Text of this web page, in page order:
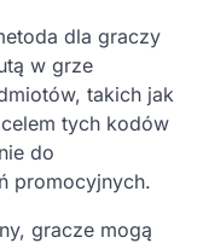
dla graczy
w grze
takich jak
tych kodów
do
promocyjnych.
gracze mogą